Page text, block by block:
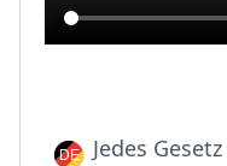
Jedes